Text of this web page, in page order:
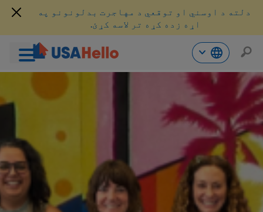
محتوا
ته
لاړ
شئ
دلته د اوسني او توقعي د مهاجرت بدلونونو په
اړه زده کړه تر لاسه کړئ.